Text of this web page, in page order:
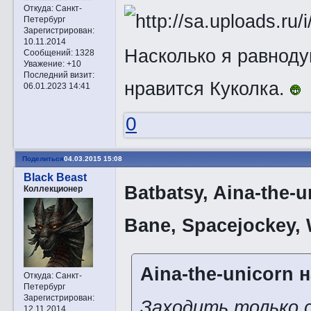
Откуда:Санкт-
Петербург
Зарегистрирован:
10.11.2014
Сообщений:1328
Уважение: +10
Последний визит:
06.01.2023 14:41
Насколько я
нравится Куколка.
0
Поделиться04.03.2015 15:08
Black Beast
Коллекционер
Откуда:Санкт-
Петербург
Зарегистрирован:
12.11.2014
Batbatsy, Aina-the-
Bane, Spacejockey,
Aina-the-unicorn